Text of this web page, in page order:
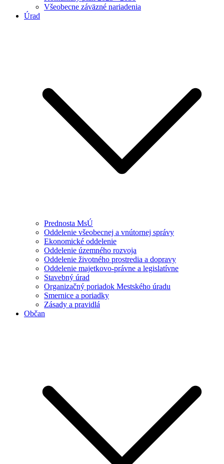
Všeobecne záväzné nariadenia
Úrad
Prednosta MsÚ
Oddelenie všeobecnej a vnútornej správy
Ekonomické oddelenie
Oddelenie územného rozvoja
Oddelenie životného prostredia a dopravy
Oddelenie majetkovo-právne a legislatívne
Stavebný úrad
Organizačný poriadok Mestského úradu
Smernice a poriadky
Zásady a pravidlá
Občan